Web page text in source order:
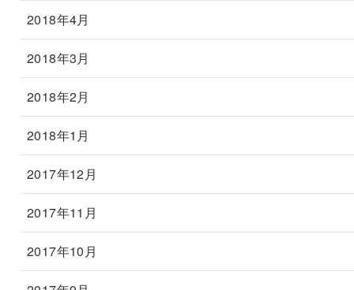
2018年4月
2018年3月
2018年2月
2018年1月
2017年12月
2017年11月
2017年10月